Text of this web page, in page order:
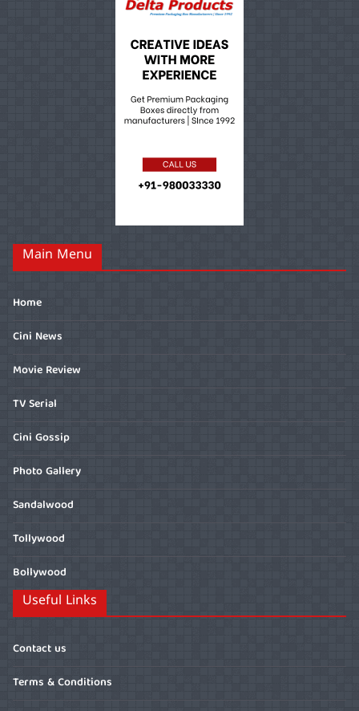
Main Menu
Home
Cini News
Movie Review
TV Serial
Cini Gossip
Photo Gallery
Sandalwood
Tollywood
Bollywood
Useful Links
Contact us
Terms & Conditions